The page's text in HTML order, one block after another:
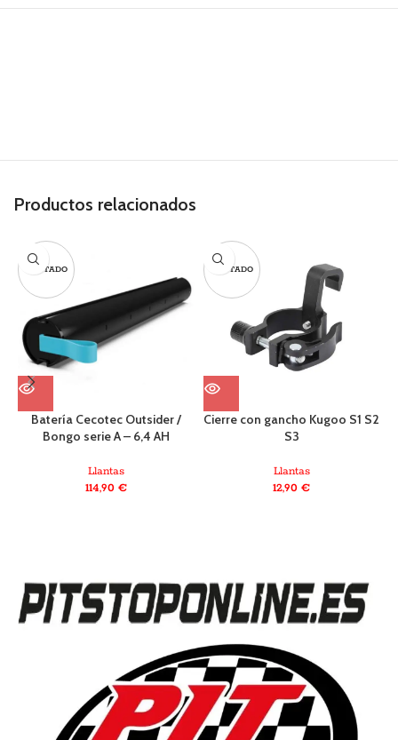
Productos relacionados
AGOTADO
Batería Cecotec Outsider /
Bongo serie A – 6,4 AH
Llantas
114,90 €
AGOTADO
Cierre con gancho Kugoo S1 S2
S3
Llantas
12,90€